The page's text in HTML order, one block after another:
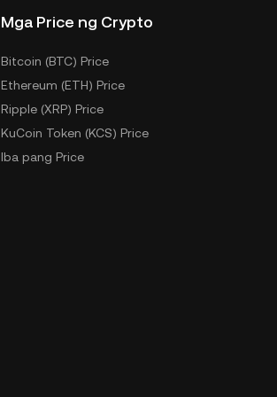
Mga Price ng Crypto
Bitcoin (BTC) Price
Ethereum (ETH) Price
Ripple (XRP) Price
KuCoin Token (KCS) Price
Iba pang Price